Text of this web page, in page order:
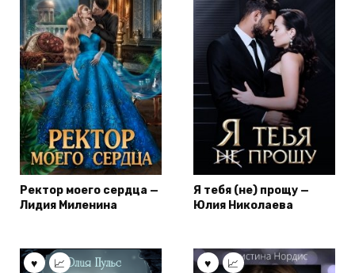
Ректор моего сердца —
Лидия Миленина
Я тебя (не) прощу —
Юлия Николаева